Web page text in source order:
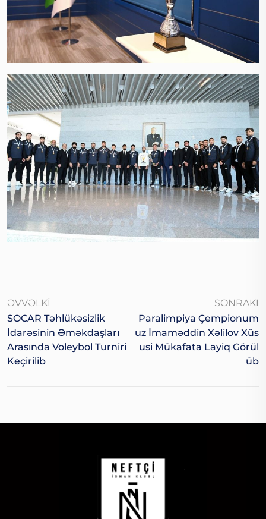
ƏVVƏLKI
SOCAR Təhlükəsizlik
İdarəsinin Əməkdaşları
Arasında Voleybol Turniri
Keçirilib
SONRAKI
Paralimpiya Çempionum
Uz İmaməddin Xəlilov Xüs
Usi Mükafata Layiq Görül
Üb